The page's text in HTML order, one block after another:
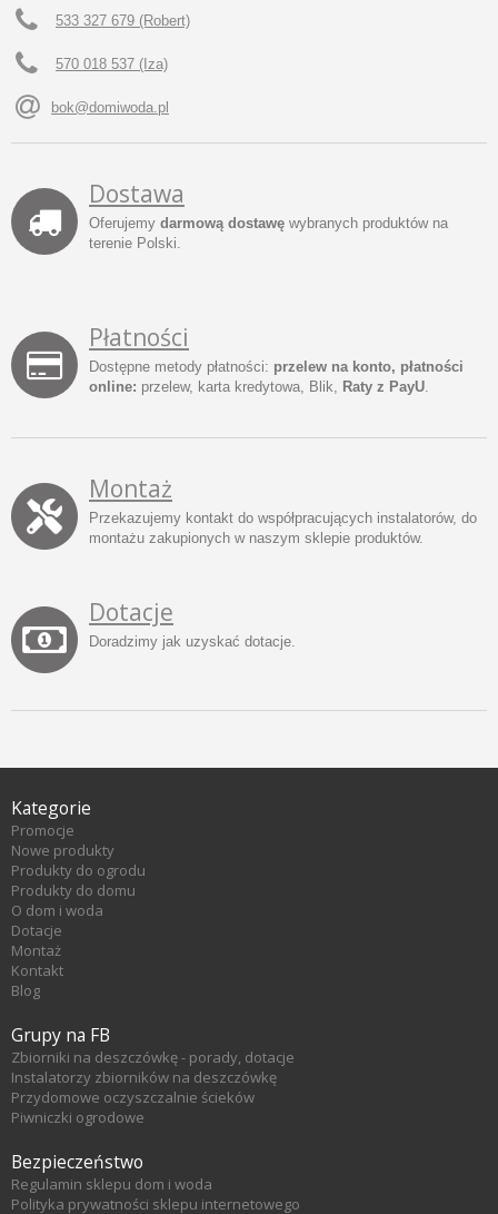
533 327 679 (Robert)
570 018 537 (Iza)
bok@domiwoda.pl
Dostawa
Oferujemy darmową dostawę wybranych produktów na
terenie Polski.
Płatności
Dostępne metody płatności: przelew na konto, płatności
online: przelew, karta kredytowa, Blik, Raty z PayU.
Montaż
Przekazujemy kontakt do współpracujących instalatorów, do
montażu zakupionych w naszym sklepie produktów.
Dotacje
Doradzimy jak uzyskać dotacje.
Kategorie
Promocje
Nowe produkty
Produkty do ogrodu
Produkty do domu
O dom i woda
Dotacje
Montaż
Kontakt
Blog
Grupy na FB
Zbiorniki na deszczówkę - porady, dotacje
Instalatorzy zbiorników na deszczówkę
Przydomowe oczyszczalnie ścieków
Piwniczki ogrodowe
Bezpieczeństwo
Regulamin sklepu dom i woda
Polityka prywatności sklepu internetowego